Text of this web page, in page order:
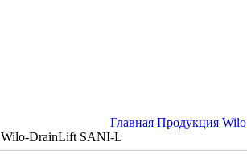
Главная Продукция Wilo
Wilo-DrainLift SANI-L